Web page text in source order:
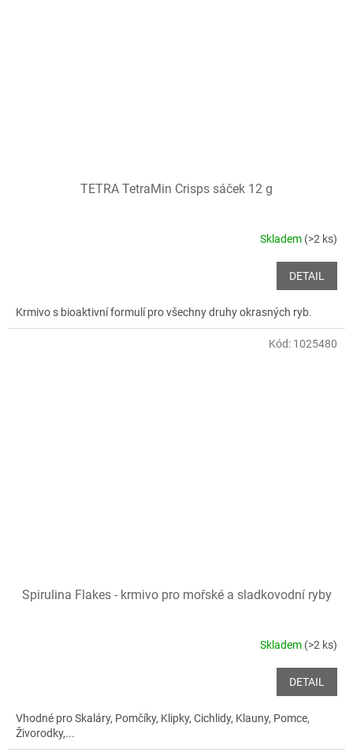
TETRA TetraMin Crisps sáček 12 g
Skladem (>2 ks)
DETAIL
Krmivo s bioaktivní formulí pro všechny druhy okrasných ryb.
Spirulina Flakes - krmivo pro mořské a sladkovodní ryby
Skladem (>2 ks)
DETAIL
Vhodné pro Skaláry, Pomčíky, Klipky, Cichlidy, Klauny, Pomce,
Živorodky,...
Kód: 1025480